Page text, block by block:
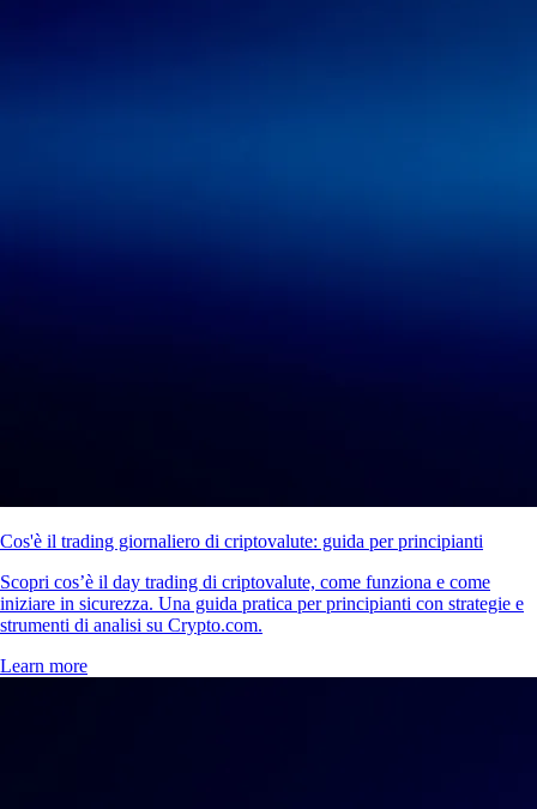
Cos'è il trading giornaliero di criptovalute: guida per principianti
Scopri cos’è il day trading di criptovalute, come funziona e come
iniziare in sicurezza. Una guida pratica per principianti con strategie e
strumenti di analisi su Crypto.com.
Learn more